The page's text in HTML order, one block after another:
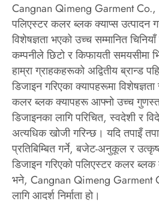
Cangnan Qimeng Garment
पलिएस्टर कलर ब्लक क्याप्स उत्पादन
विशेषज्ञता भएको उच्च सम्मानित चिनियाँ
कम्पनीले छिटो र किफायती समयसीमा
हाम्रा ग्राहकहरूको अद्वितीय ब्रान्ड
डिजाइन गरिएका क्यापहरूमा
कलर ब्लक क्यापहरू आफ्नो उच्च
डिजाइनका लागि परिचित, स्वदेशी र
अत्यधिक खोजी गरिन्छ। यदि तपाइँ
प्रतिबिम्बित गर्ने, बजेट-अनुकूल र
डिजाइन गरिएको पलिएस्टर कलर
भने, Cangnan Qimeng Garment
लागि आदर्श निर्माता हो।